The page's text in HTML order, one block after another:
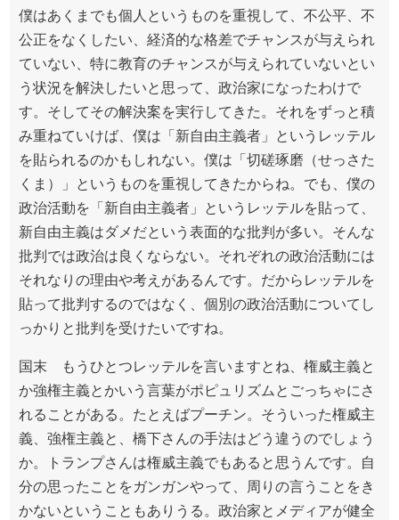
僕はあくまでも個人というものを重視して、不公平、不
公正をなくしたい、経済的な格差でチャンスが与えられ
ていない、特に教育のチャンスが与えられていないとい
う状況を解決したいと思って、政治家になったわけで
す。そしてその解決案を実行してきた。それをずっと積
み重ねていけば、僕は「新自由主義者」というレッテル
を貼られるのかもしれない。僕は「切磋琢磨（せっさた
くま）」というものを重視してきたからね。でも、僕の
政治活動を「新自由主義者」というレッテルを貼って、
新自由主義はダメだという表面的な批判が多い。そんな
批判では政治は良くならない。それぞれの政治活動には
それなりの理由や考えがあるんです。だからレッテルを
貼って批判するのではなく、個別の政治活動についてし
っかりと批判を受けたいですね。
国末 もうひとつレッテルを言いますとね、権威主義と
か強権主義とかいう言葉がポピュリズムとごっちゃにさ
れることがある。たとえばプーチン。そういった権威主
義、強権主義と、橋下さんの手法はどう違うのでしょう
か。トランプさんは権威主義でもあると思うんです。自
分の思ったことをガンガンやって、周りの言うことをき
かないということもありうる。政治家とメディアが健全